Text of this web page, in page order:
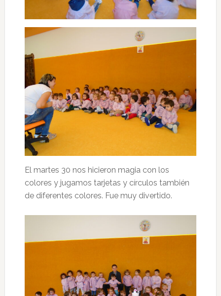
El martes 30 nos hicieron magia con los
colores y jugamos tarjetas y círculos también
de diferentes colores. Fue muy divertido.